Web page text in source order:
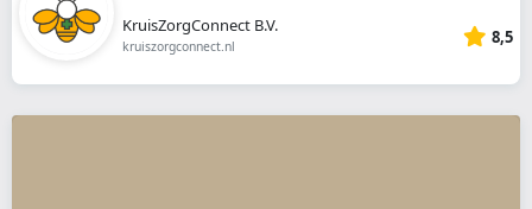
KruisZorgConnect B.V.
kruiszorgconnect.nl 8,5